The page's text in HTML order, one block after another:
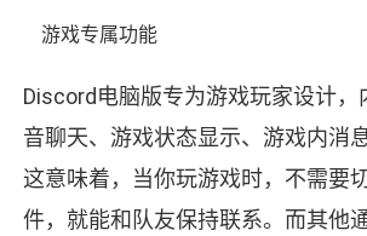
游戏专属功能
Discord电脑版专为游戏玩家设计，
音聊天、游戏状态显示、游戏内消
这意味着，当你玩游戏时，不需要
件，就能和队友保持联系。而其他